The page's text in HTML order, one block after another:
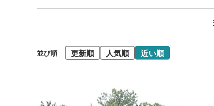
並び順 更新順 人気順 近い順